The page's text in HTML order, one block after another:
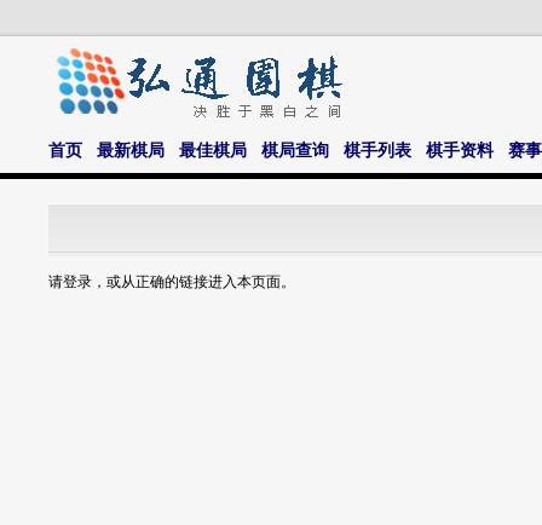
首页 最新棋局 最佳棋局 棋局查询 棋手列表 棋手资料 赛
请登录，或从正确的链接进入本页面。